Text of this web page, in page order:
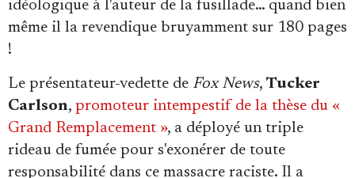
idéologique à l'auteur de la fusillade… quand bien
même il la revendique bruyamment sur 180 pages
!
Le présentateur-vedette de Fox News, Tucker
Carlson, promoteur intempestif de la thèse du «
Grand Remplacement », a déployé un triple
rideau de fumée pour s'exonérer de toute
responsabilité dans ce massacre raciste. Il a